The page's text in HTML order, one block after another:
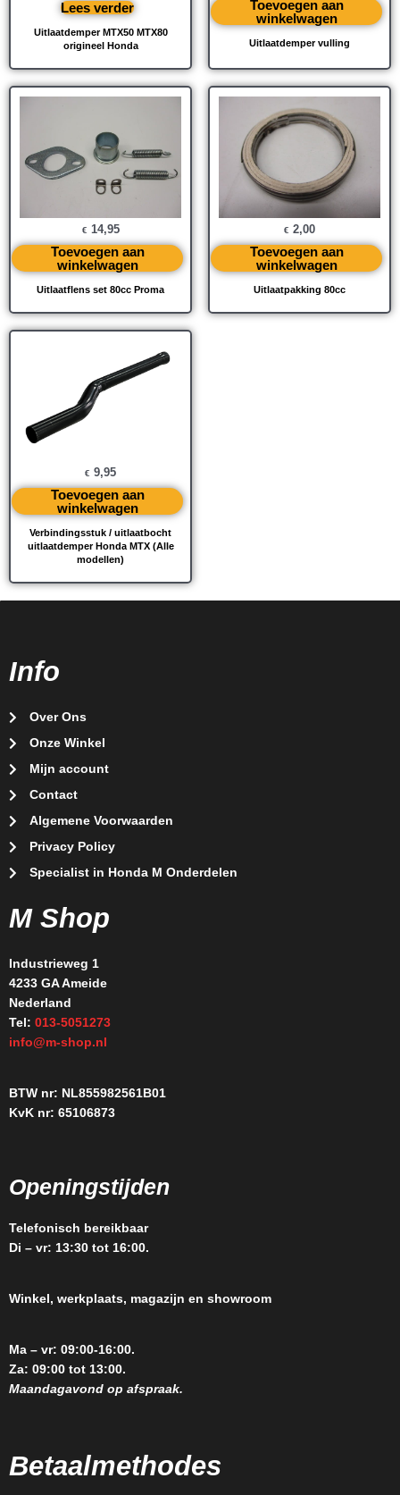
Uitlaatdemper MTX50 MTX80
origineel Honda
Lees verder
Uitlaatdemper vulling
Toevoegen aan
winkelwagen
Uitlaatflens set 80cc Proma
€ 14,95
Toevoegen aan
winkelwagen
Uitlaatpakking 80cc
€ 2,00
Toevoegen aan
winkelwagen
Verbindingsstuk / uitlaatbocht
uitlaatdemper Honda MTX (Alle
modellen)
€ 9,95
Toevoegen aan
winkelwagen
Info
Over Ons
Onze Winkel
Mijn account
Contact
Algemene Voorwaarden
Privacy Policy
Specialist in Honda M Onderdelen
M Shop
Industrieweg 1
4233 GA Ameide
Nederland
Tel: 013-5051273
info@m-shop.nl
BTW nr: NL855982561B01
KvK nr: 65106873
Openingstijden
Telefonisch bereikbaar
Di – vr: 13:30 tot 16:00.
Winkel, werkplaats, magazijn en showroom
Ma – vr: 09:00-16:00.
Za: 09:00 tot 13:00.
Maandagavond op afspraak.
Betaalmethodes